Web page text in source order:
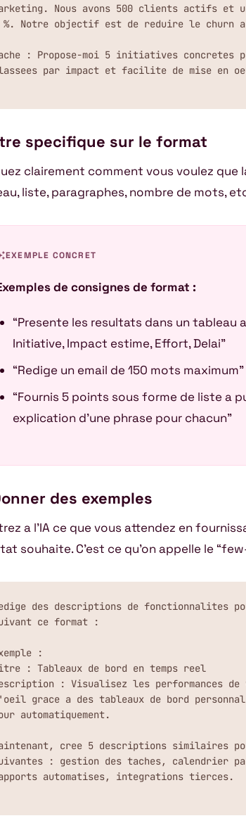
Nous avons 500 clients actifs et
%. Notre objectif est de reduire le churn
: Propose-moi 5 initiatives concretes
par impact et facilite de mise en
specifique sur le format
clairement comment vous voulez que
liste, paragraphes, nombre de mots,
EXEMPLE CONCRET
de consignes de format :
“Presente les resultats dans un tableau
Initiative, Impact estime, Effort, Delai”
“Redige un email de 150 mots maximum”
“Fournis 5 points sous forme de liste a
explication d’une phrase pour chacun”
des exemples
a l’IA ce que vous attendez en
souhaite. C’est ce qu’on appelle le
des descriptions de fonctionnalites
ce format :
:
: Tableaux de bord en temps reel
: Visualisez les performances de
grace a des tableaux de bord
automatiquement.
cree 5 descriptions similaires
: gestion des taches, calendrier
automatises, integrations tierces.